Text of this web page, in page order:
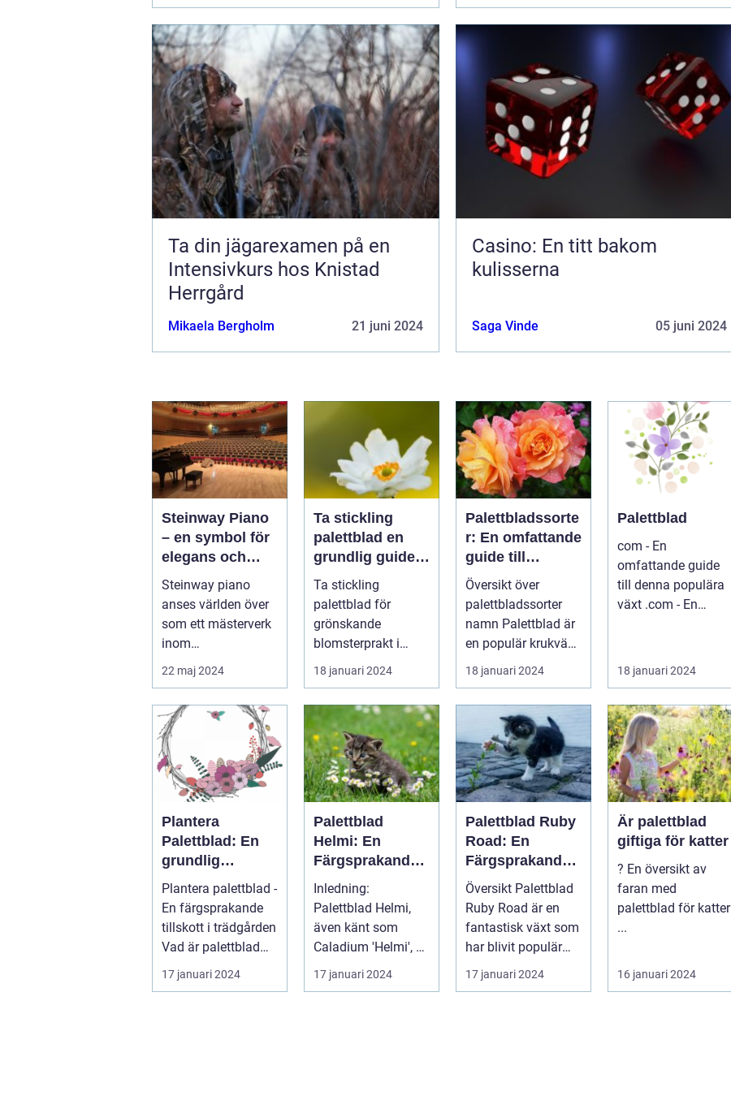
Ta din jägarexamen på en
Intensivkurs hos Knistad
Herrgård
Mikaela Bergholm 21 juni 2024
Casino: En titt bakom
kulisserna
Saga Vinde 05 juni 2024
Steinway Piano
– en symbol för
elegans och
prestation
Steinway piano
anses världen över
som ett mästerverk
inom
pianokonstruktion
och musik...
22 maj 2024
Ta stickling
palettblad en
grundlig guide
för
blomsterentusia
ster
Ta stickling
palettblad för
grönskande
blomsterprakt i
hemmet
18 januari 2024
Palettbladssorte
r: En omfattande
guide till
namnen
Översikt över
palettbladssorter
namn Palettblad är
en populär krukväxt
som blivit allt mer
eftertra...
18 januari 2024
Palettblad
com - En
omfattande guide
till denna populära
växt .com - En
18 januari 2024
Plantera
Palettblad: En
grundlig
översikt och
presentation
Plantera palettblad -
En färgsprakande
tillskott i trädgården
Vad är palettblad
och vilka typer fin...
17 januari 2024
Palettblad
Helmi: En
Färgsprakande
Favorit i
Hemmet
Inledning:
Palettblad Helmi,
även känt som
Caladium 'Helmi', är
en färgstark och
populär växt som
17 januari 2024
Palettblad Ruby
Road: En
Färgsprakande
Skapelse För
Trädgården
Översikt Palettblad
Ruby Road är en
fantastisk växt som
har blivit populär
bland
trädgårdsentusiast..
17 januari 2024
Är palettblad
giftiga för katter
? En översikt av
faran med
palettblad för katter
...
16 januari 2024